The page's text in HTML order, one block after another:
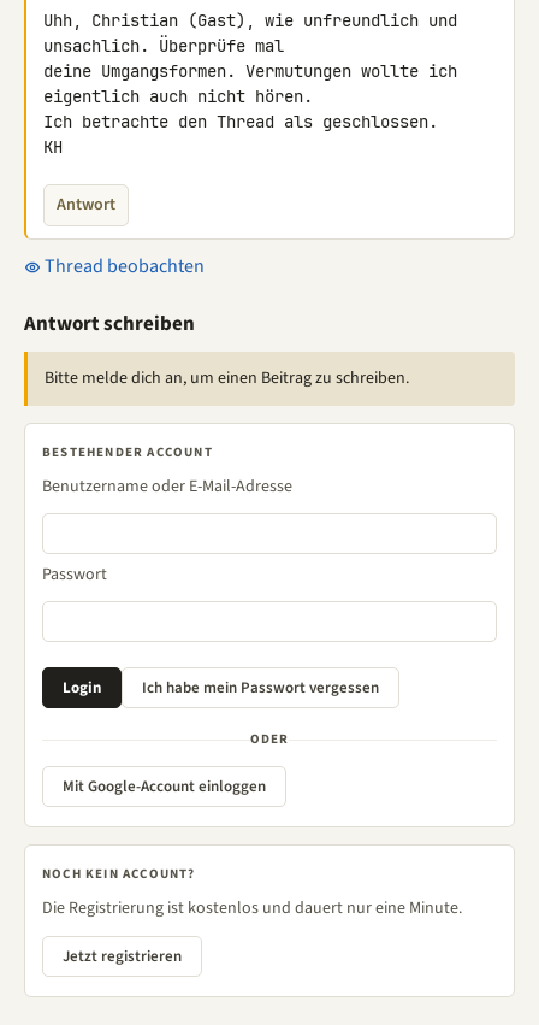
Uhh, Christian (Gast), wie unfreundlich und
unsachlich. Überprüfe mal
deine Umgangsformen. Vermutungen wollte ich
eigentlich auch nicht hören.
Ich betrachte den Thread als geschlossen.
KH
Antwort
Thread beobachten
Antwort schreiben
Bitte melde dich an, um einen Beitrag zu schreiben.
BESTEHENDER ACCOUNT
Benutzername oder E-Mail-Adresse
Passwort
ODER
Mit Google-Account einloggen
NOCH KEIN ACCOUNT?
Die Registrierung ist kostenlos und dauert nur eine Minute.
Jetzt registrieren